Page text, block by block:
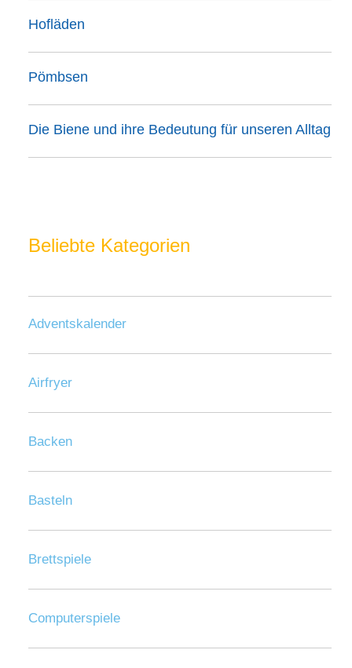
Hofläden
Pömbsen
Die Biene und ihre Bedeutung für unseren Alltag
Beliebte Kategorien
Adventskalender
Airfryer
Backen
Basteln
Brettspiele
Computerspiele